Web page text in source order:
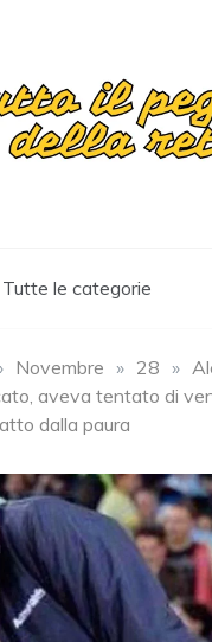
Tutte le categorie
Novembre » 28 »
aveva tentato di
dalla paura